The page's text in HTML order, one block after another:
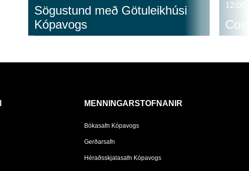
Sögustund með Götuleikhúsi
Kópavogs
12:00
MENNINGARSTOFNANIR
Bókasafn Kópavogs
Gerðarsafn
Héraðsskjalasafn Kópavogs